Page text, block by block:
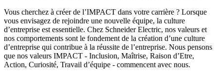
Vous cherchez à créer de l’IMPACT dans votre carrière ? Lorsque
vous envisagez de rejoindre une nouvelle équipe, la culture
d’entreprise est essentielle. Chez Schneider Electric, nos valeurs et
nos comportements sont le fondement de la création d’une culture
d’entreprise qui contribue à la réussite de l’entreprise. Nous pensons
que nos valeurs IMPACT - Inclusion, Maîtrise, Raison d’Etre,
Action, Curiosité, Travail d’équipe - commencent avec nous.